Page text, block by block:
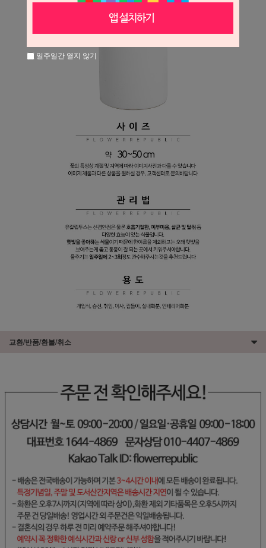
교환/반품/환불/취소
일주일간 열지 않기